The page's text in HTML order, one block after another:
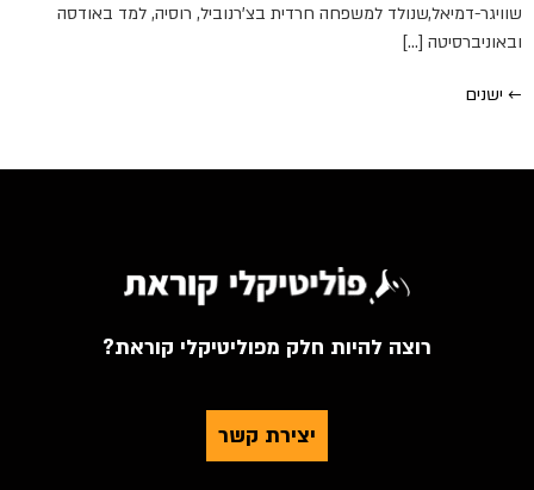
שוויגר-דמיאל,שנולד למשפחה חרדית בצ'רנוביל, רוסיה, למד באודסה
ובאוניברסיטה […]
← ישנים
רוצה להיות חלק מפוליטיקלי קוראת?
יצירת קשר